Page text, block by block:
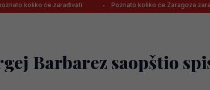
zarađivati Poznato koliko će Zaragoza zaraditi prodajom
Barbarez saopštio